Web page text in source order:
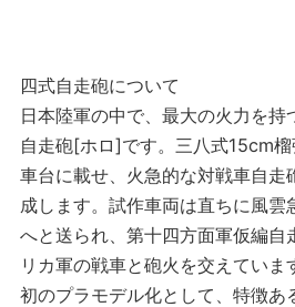
四式自走砲について
日本陸軍の中で、最大の火力を持
自走砲[ホロ]です。三八式15cm
車台に載せ、火急的な対戦車自走
成します。試作車両は直ちに風雲
へと送られ、第十四方面軍仮編自
リカ軍の戦車と砲火を交えていま
初のプラモデル化として、特徴あ